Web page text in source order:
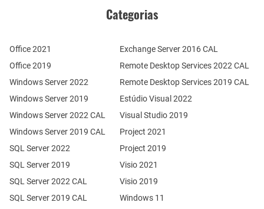
Categorias
Office 2021
Office 2019
Windows Server 2022
Windows Server 2019
SQL Server 2022
SQL Server 2019
Windows Server 2022 CAL
Windows Server 2019 CAL
SQL Server 2022 CAL
SQL Server 2019 CAL
Remote Desktop Services 2022 CAL
Remote Desktop Services 2019 CAL
Exchange Server 2016 CAL
Estúdio Visual 2022
Visual Studio 2019
Project 2021
Project 2019
Visio 2021
Visio 2019
Windows 11